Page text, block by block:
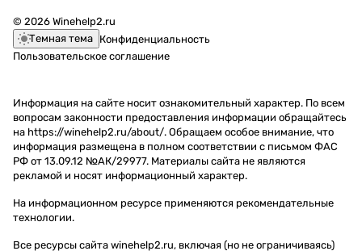
© 2026 Winehelp2.ru
Темная тема Конфиденциальность
Пользовательское соглашение
Информация на сайте носит ознакомительный характер. По всем
вопросам законности предоставления информации обращайтесь
на https://winehelp2.ru/about/. Обращаем особое внимание, что
информация размещена в полном соответствии с письмом ФАС
РФ от 13.09.12 №АК/29977. Материалы сайта не являются
рекламой и носят информационный характер.
На информационном ресурсе применяются рекомендательные
технологии.
Все ресурсы сайта winehelp2.ru, включая (но не ограничиваясь)